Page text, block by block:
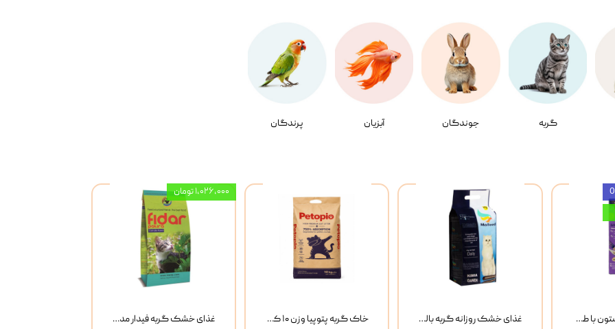
گربه جوندگان آبزیان پرندگان
غذای خشک گربه فیدار مدل Adult وزن 10 کیلوگرم
۱,۰۲۶,۰۰۰ تومان
خاک گربه پتوپیا وزن ۱۰ کیلوگرم غذای خشک روزانه گربه بالغ مفید MoFeed Adult Daily Cat Food وزن 2 کیلوگرم بستنی گربه وینستون با طعم مرغ و ماهی Winstone Chicken & Fish بسته 8 عددی